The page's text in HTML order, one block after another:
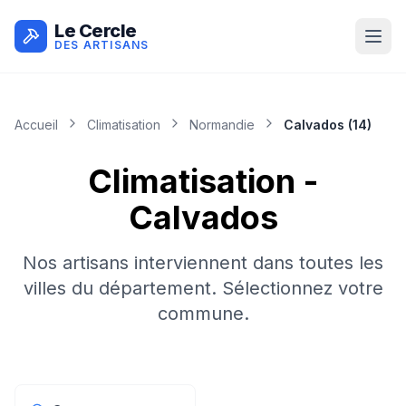
Le Cercle
DES ARTISANS
Accueil Climatisation Normandie Calvados (14)
Climatisation -
Calvados
Nos artisans interviennent dans toutes les
villes du département. Sélectionnez votre
commune.